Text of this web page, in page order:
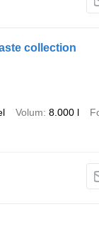
collection
Volum 8.000 l